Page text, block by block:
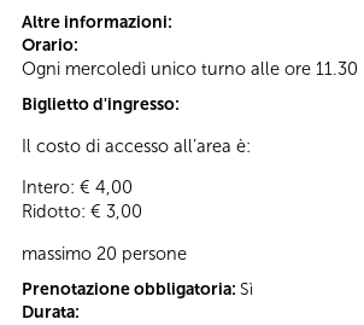
Altre informazioni:
Orario:
Ogni mercoledì unico turno alle ore 11.30
Biglietto d'ingresso:
Il costo di accesso all’area è:
Intero: € 4,00
Ridotto: € 3,00
massimo 20 persone
Prenotazione obbligatoria: Sì
Durata: